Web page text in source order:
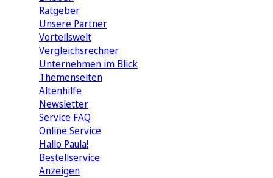
Ratgeber
Unsere Partner
Vorteilswelt
Vergleichsrechner
Unternehmen im Blick
Themenseiten
Altenhilfe
Newsletter
Service FAQ
Online Service
Hallo Paula!
Bestellservice
Anzeigen